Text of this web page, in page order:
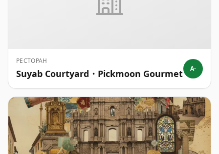
РЕСТОРАН
Suyab Courtyard・Pickmoon Gourmet A-